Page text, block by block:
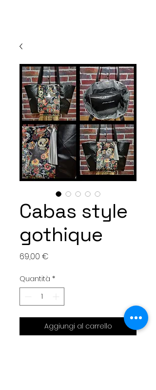
Cabas style
gothique
69,00 €
Quantità *
Aggiungi al carrello